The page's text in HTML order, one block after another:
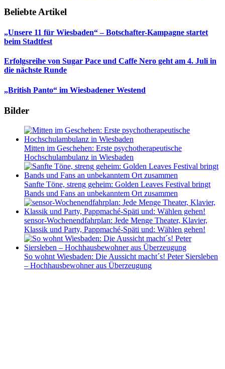
Beliebte Artikel
„Unsere 11 für Wiesbaden“ – Botschafter-Kampagne startet
beim Stadtfest
Erfolgsreihe von Sugar Pace und Caffe Nero geht am 4. Juli in
die nächste Runde
„British Panto“ im Wiesbadener Westend
Bilder
Mitten im Geschehen: Erste psychotherapeutische
Hochschulambulanz in Wiesbaden
Sanfte Töne, streng geheim: Golden Leaves Festival bringt
Bands und Fans an unbekanntem Ort zusammen
sensor-Wochenendfahrplan: Jede Menge Theater, Klavier,
Klassik und Party, Pappmaché-Späti und: Wählen gehen!
So wohnt Wiesbaden: Die Aussicht macht´s! Peter Siersleben
– Hochhausbewohner aus Überzeugung